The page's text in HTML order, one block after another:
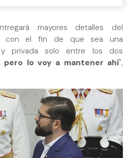
mayores detalles del
con el fin de que sea una
y privada solo entre los dos
pero lo voy a mantener ahí",